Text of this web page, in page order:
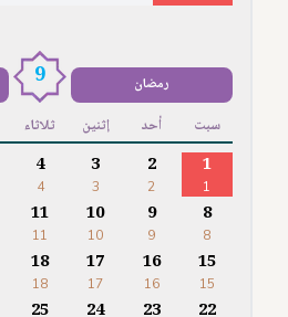
رمضان 9
سبت أحد إثنين ثلاثاء
1
1
2
2
3
3
4
4
8
8
9
9
10
10
11
11
15
15
16
16
17
17
18
18